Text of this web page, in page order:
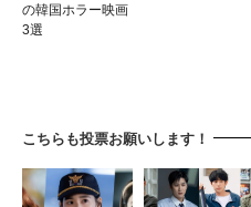
の韓国ホラー映画
3選
こちらも投票お願いします！